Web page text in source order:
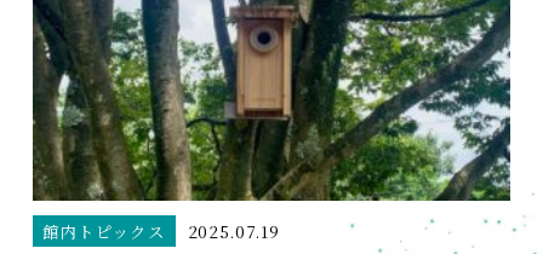
館内トピックス
2025.07.19